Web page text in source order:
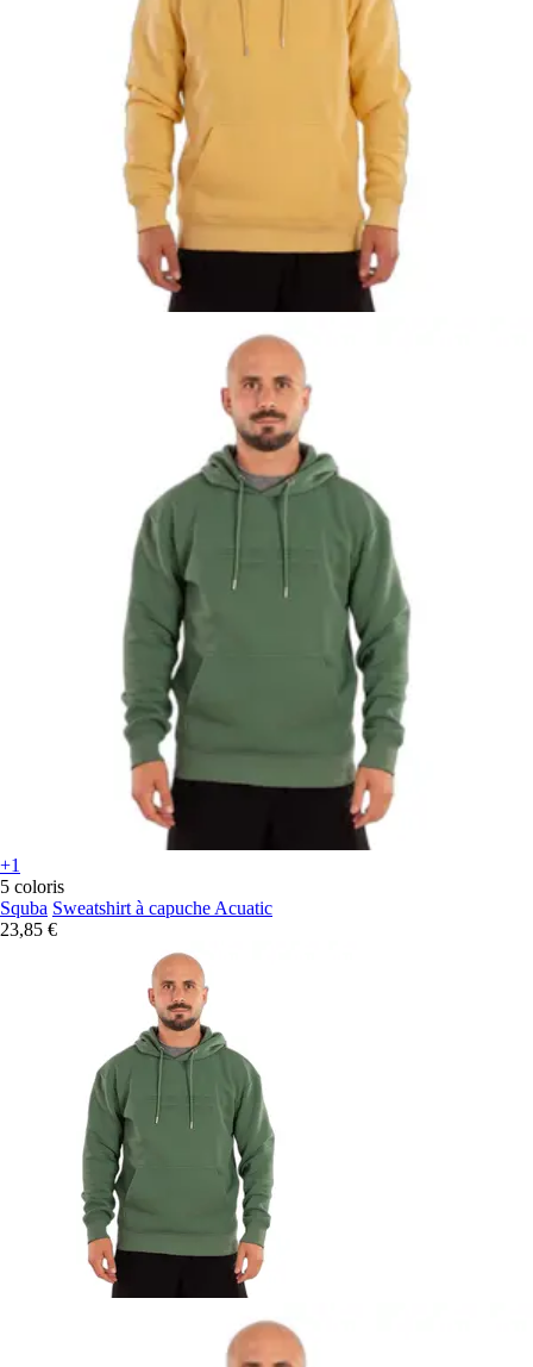
+1
5 coloris
Squba Sweatshirt à capuche Acuatic
23,85 €